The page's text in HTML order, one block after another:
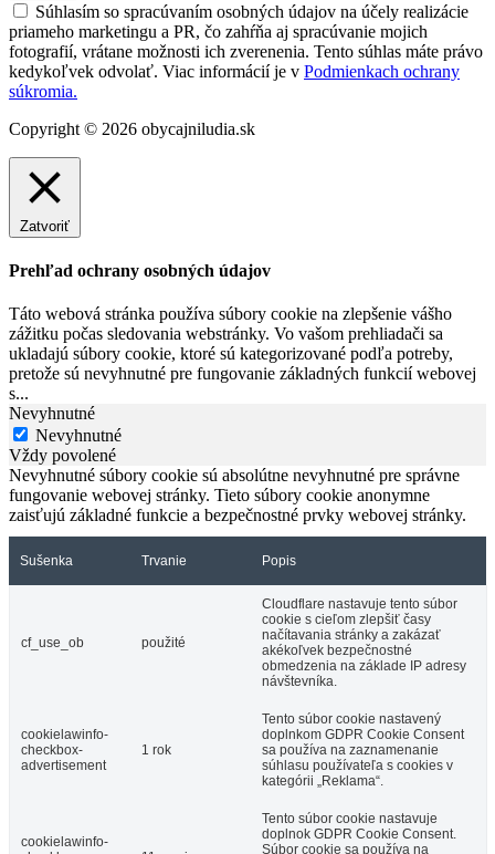
Súhlasím so spracúvaním osobných údajov na účely realizácie
priameho marketingu a PR, čo zahŕňa aj spracúvanie mojich
fotografií, vrátane možnosti ich zverenenia. Tento súhlas máte právo
kedykoľvek odvolať. Viac informácií je v Podmienkach ochrany
súkromia.
Copyright © 2026 obycajniludia.sk
Zatvoriť
Prehľad ochrany osobných údajov
Táto webová stránka používa súbory cookie na zlepšenie vášho
zážitku počas sledovania webstránky. Vo vašom prehliadači sa
ukladajú súbory cookie, ktoré sú kategorizované podľa potreby,
pretože sú nevyhnutné pre fungovanie základných funkcií webovej
s...
Nevyhnutné
Nevyhnutné
Vždy povolené
Nevyhnutné súbory cookie sú absolútne nevyhnutné pre správne
fungovanie webovej stránky. Tieto súbory cookie anonymne
zaisťujú základné funkcie a bezpečnostné prvky webovej stránky.
Sušenka Trvanie Popis
cf_use_ob použité
Cloudflare nastavuje tento súbor
cookie s cieľom zlepšiť časy
načítavania stránky a zakázať
akékoľvek bezpečnostné
obmedzenia na základe IP adresy
návštevníka.
cookielawinfo-
checkbox-
advertisement
1 rok
Tento súbor cookie nastavený
doplnkom GDPR Cookie Consent
sa používa na zaznamenanie
súhlasu používateľa s cookies v
kategórii „Reklama“.
cookielawinfo-
Tento súbor cookie nastavuje
doplnok GDPR Cookie Consent.
Súbor cookie sa používa na